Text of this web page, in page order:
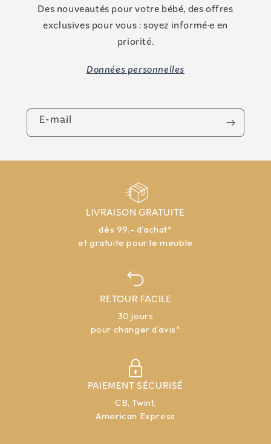
Des nouveautés pour votre bébé, des offres
exclusives pour vous : soyez informé·e en
priorité.
Données personnelles
E-mail
LIVRAISON GRATUITE
dès 99.- d’achat*
et gratuite pour le meuble
RETOUR FACILE
30 jours
pour changer d’avis*
PAIEMENT SÉCURISÉ
CB, Twint,
American Express